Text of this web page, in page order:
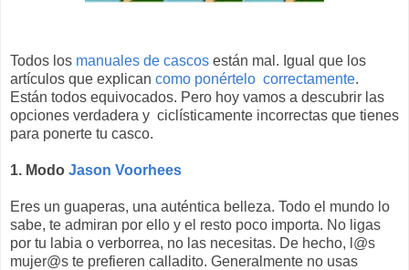
Todos los manuales de cascos están mal. Igual que los
artículos que explican como ponértelo correctamente.
Están todos equivocados. Pero hoy vamos a descubrir las
opciones verdadera y ciclísticamente incorrectas que tienes
para ponerte tu casco.
1. Modo Jason Voorhees
Eres un guaperas, una auténtica belleza. Todo el mundo lo
sabe, te admiran por ello y el resto poco importa. No ligas
por tu labia o verborrea, no las necesitas. De hecho, l@s
mujer@s te prefieren calladito. Generalmente no usas